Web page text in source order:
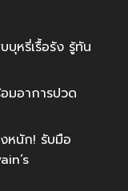
บุหรี่เรื้อรัง รู้ทัน
มอาการปวด
หนัก! รับมือ